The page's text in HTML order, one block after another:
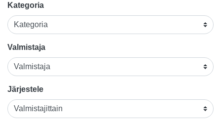
Kategoria
Valmistaja
Järjestele